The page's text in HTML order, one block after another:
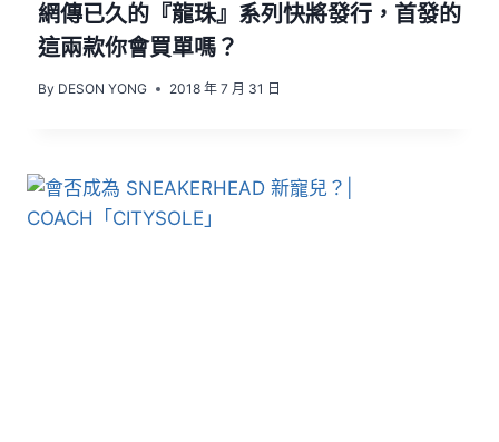
網傳已久的『龍珠』系列快將發行，首發的
這兩款你會買單嗎？
By DESON YONG 2018 年 7 月 31 日